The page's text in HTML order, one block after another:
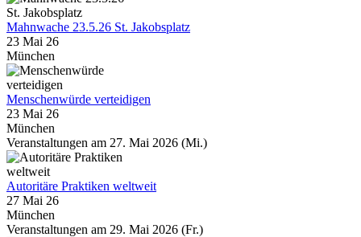
Mahnwache 23.5.26 St. Jakobsplatz
23 Mai 26
München
Menschenwürde verteidigen
23 Mai 26
München
Veranstaltungen am 27. Mai 2026 (Mi.)
Autoritäre Praktiken weltweit
27 Mai 26
München
Veranstaltungen am 29. Mai 2026 (Fr.)